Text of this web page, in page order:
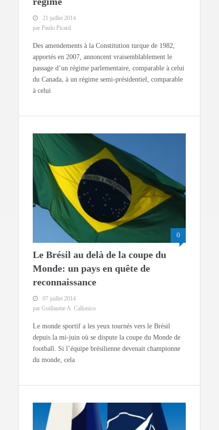
21 juillet 2014
par Paulo Picard
Des amendements à la Constitution turque de 1982,
apportés en 2007, annoncent vraisemblablement le
passage d’un régime parlementaire, comparable à celui
du Canada, à un régime semi-présidentiel, comparable
à celui
0
Le Brésil au delà de la coupe du
Monde: un pays en quête de
reconnaissance
07 juillet 2014
par Guillaume A. Callonico
Le monde sportif a les yeux tournés vers le Brésil
depuis la mi-juin où se dispute la coupe du Monde de
football. Si l’équipe brésilienne devenait championne
du monde, cela